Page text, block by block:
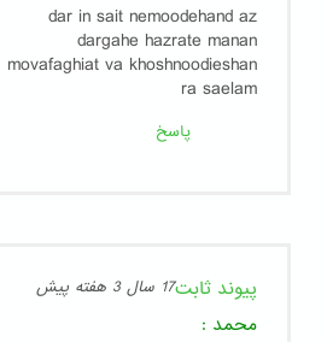
dar in sait nemoodehand az
dargahe hazrate manan
movafaghiat va khoshnoodieshan
ra saelam
پاسخ
پیوند ثابت17 سال 3 هفته پیش
محمد :